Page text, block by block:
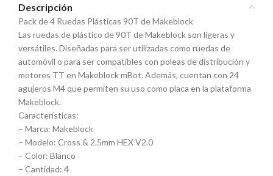
Descripción
Pack de 4 Ruedas Plásticas 90T de Makeblock
Las ruedas de plástico de 90T de Makeblock son ligeras y
versátiles. Diseñadas para ser utilizadas como ruedas de
automóvil o para ser compatibles con poleas de distribución y
motores TT en Makeblock mBot. Además, cuentan con 24
agujeros M4 que permiten su uso como placa en la plataforma
Makeblock.
Características:
– Marca: Makeblock
– Modelo: Cross & 2.5mm HEX V2.0
– Color: Blanco
– Cantidad: 4